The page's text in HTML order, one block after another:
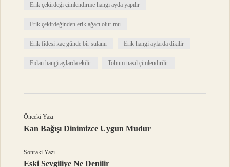
Erik çekirdeği çimlendirme hangi ayda yapılır
Erik çekirdeğinden erik ağacı olur mu
Erik fidesi kaç günde bir sulanır Erik hangi aylarda dikilir
Fidan hangi aylarda ekilir Tohum nasıl çimlendirilir
Önceki Yazı
Kan Bağışı Dinimizce Uygun Mudur
Sonraki Yazı
Eski Sevgiliye Ne Denilir